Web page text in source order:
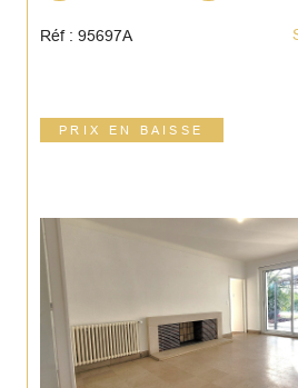
Réf : 95697A
PRIX EN BAISSE